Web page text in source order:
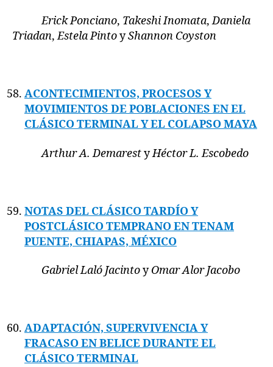
Erick Ponciano, Takeshi Inomata,Daniela
Triadan,Estela PintoyShannon Coyston
ACONTECIMIENTOS, PROCESOS Y
MOVIMIENTOS DE POBLACIONES EN EL
CLÁSICO TERMINAL Y EL COLAPSO MAYA
Arthur A. DemarestyHéctor L. Escobedo
NOTAS DEL CLÁSICO TARDÍO Y
POSTCLÁSICO TEMPRANO EN TENAM
PUENTE, CHIAPAS, MÉXICO
Gabriel Laló JacintoyOmar Alor Jacobo
ADAPTACIÓN, SUPERVIVENCIA Y
FRACASO EN BELICE DURANTE EL
CLÁSICO TERMINAL